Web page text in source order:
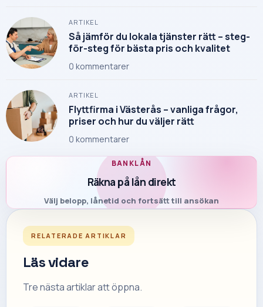
BANKLÅN
Räkna på lån direkt
Välj belopp, lånetid och fortsätt till ansökan
RELATERADE ARTIKLAR
Läs vidare
Tre nästa artiklar att öppna.
ARTIKEL
Så jämför du lokala tjänster rätt – steg-
för-steg för bästa pris och kvalitet
0 kommentarer
ARTIKEL
Flyttfirma i Västerås – vanliga frågor,
priser och hur du väljer rätt
0 kommentarer